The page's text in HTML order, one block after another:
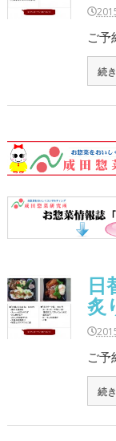
ご
続
日
炙
ご
続